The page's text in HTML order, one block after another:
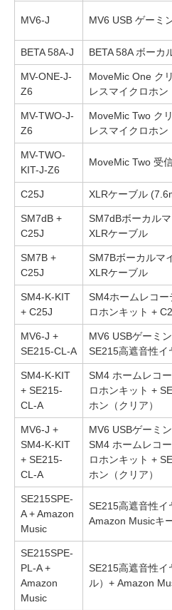
MV6-J MV6 USB ゲーミ
BETA 58A-J BETA 58A ボーカ
MV-ONE-J-
Z6
MoveMic One ク
レスマイクロホン
MV-TWO-J-
Z6
MoveMic Two ク
レスマイクロホン
MV-TWO-
KIT-J-Z6
MoveMic Two 受
C25J XLRケーブル
SM7dB +
C25J
SM7dBボーカル
XLRケーブル
SM7B +
C25J
SM7Bボーカルマ
XLRケーブル
SM4-K-KIT
+ C25J
SM4ホームレコー
ロホンキット +
MV6-J +
SE215-CL-A
MV6 USBゲーミ
SE215高遮音性イ
SM4-K-KIT
+ SE215-
CL-A
SM4 ホームレコ
ロホンキット +
ホン（クリア）
MV6-J +
SM4-K-KIT
+ SE215-
CL-A
MV6 USBゲーミ
SM4 ホームレコ
ロホンキット +
ホン（クリア）
SE215SPE-
A + Amazon
Music
SE215高遮音性イ
Amazon Musicキ
SE215SPE-
PL-A +
Amazon
Music
SE215高遮音性イ
ル）+ Amazon